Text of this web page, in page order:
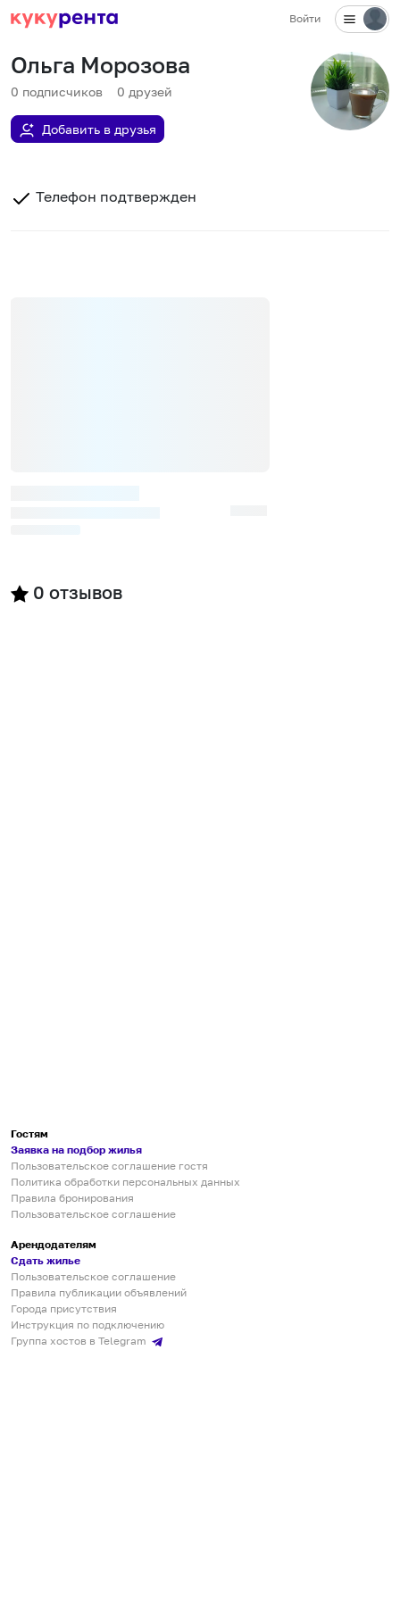
Войти
Ольга Морозова
0 подписчиков 0 друзей
Добавить в друзья
Телефон подтвержден
0 отзывов
Гостям
Заявка на подбор жилья
Пользовательское соглашение гостя
Политика обработки персональных данных
Правила бронирования
Пользовательское соглашение
Арендодателям
Сдать жилье
Пользовательское соглашение
Правила публикации объявлений
Города присутствия
Инструкция по подключению
Группа хостов в Telegram